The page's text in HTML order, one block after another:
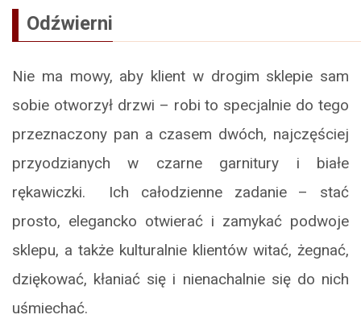
Odźwierni
Nie ma mowy, aby klient w drogim sklepie sam
sobie otworzył drzwi – robi to specjalnie do tego
przeznaczony pan a czasem dwóch, najczęściej
przyodzianych w czarne garnitury i białe
rękawiczki. Ich całodzienne zadanie – stać
prosto, elegancko otwierać i zamykać podwoje
sklepu, a także kulturalnie klientów witać, żegnać,
dziękować, kłaniać się i nienachalnie się do nich
uśmiechać.